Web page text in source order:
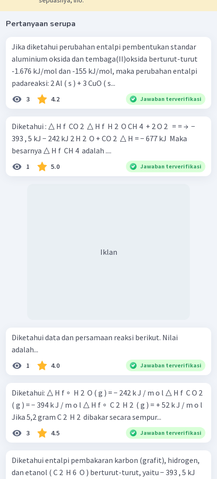
Pertanyaan serupa
Jika diketahui perubahan entalpi pembentukan standar
aluminium oksida dan tembaga(II)oksida berturut-turut
-1.676 kJ/mol dan -155 kJ/mol, maka perubahan entalpi
padareaksi: 2 Al ( s ) + 3 CuO ( s...
3 4.2 Jawaban terverifikasi
Diketahui : △ H f ​ CO 2 ​ △ H f ​ H 2 ​ O CH 4 ​ + 2 O 2 ​ ​ = = → ​ −
393 , 5 kJ − 242 kJ 2 H 2 ​ O + CO 2 ​ △ H = − 677 kJ ​ Maka
besarnya △ H f ​ CH 4 ​ adalah ....
1 5.0 Jawaban terverifikasi
Iklan
Diketahui data dan persamaan reaksi berikut. Nilai
adalah...
1 4.0 Jawaban terverifikasi
Diketahui: △ H f ∘ ​ H 2 ​ O ( g ) = − 242 k J / m o l △ H f ​ C O 2 ​
( g ) = − 394 k J / m o l △ H f ∘ ​ C 2 ​ H 2 ​ ( g ) = + 52 k J / m o l
Jika 5,2 gram C 2 ​ H 2 ​ dibakar secara sempur...
3 4.5 Jawaban terverifikasi
Diketahui entalpi pembakaran karbon (grafit), hidrogen,
dan etanol ( C 2 ​ H 6 ​ O ) berturut-turut, yaitu − 393 , 5 kJ